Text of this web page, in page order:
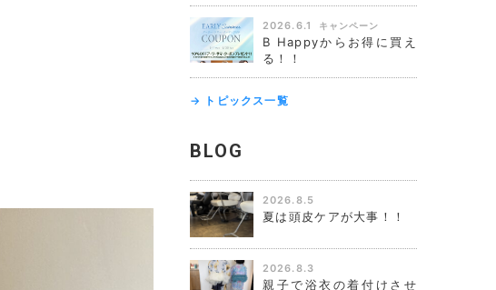
2026.6.1 キャンペーン
B Happyからお得に買え
る！！
→ トピックス一覧
BLOG
2026.8.5
夏は頭皮ケアが大事！！
2026.8.3
親子で浴衣の着付けさせ